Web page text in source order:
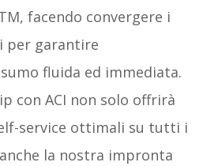
facendo convergere i
per garantire
fluida ed immediata.
con ACI non solo offrirà
service ottimali su tutti i
la nostra impronta